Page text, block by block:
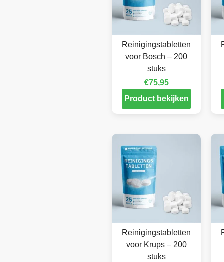
Reinigingstabletten
voor Bosch – 200
stuks
€75,95
Product bekijken
Reinigingstabletten
voor Krups – 200
stuks